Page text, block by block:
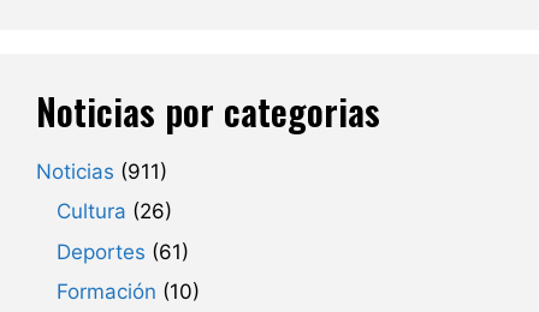
Noticias por categorias
Noticias (911)
Cultura (26)
Deportes (61)
Formación (10)